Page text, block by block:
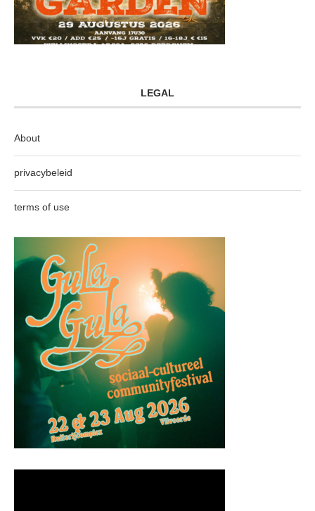
LEGAL
About
privacybeleid
terms of use